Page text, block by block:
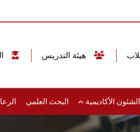
الشئون الأكاديمية البحث العلمي